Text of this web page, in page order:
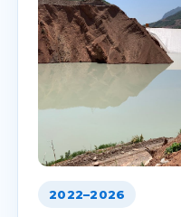
2022–2026